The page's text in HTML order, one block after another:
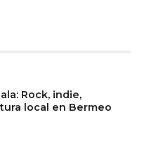
Rock, indie,
local en Bermeo